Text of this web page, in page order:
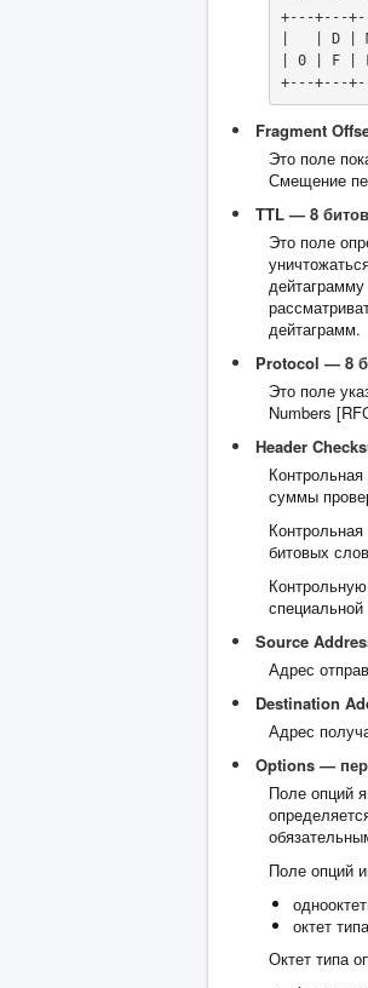
+---+---
|   | D |
| 0 | F |
+---+---
Fragment
Это поле
Смещение
TTL — 8 битов
Это поле
дейтаграмм.
Protocol — 8
Это поле
Numbers
Header
суммы
битовых
Source
Адрес
Destination
Адрес
Options —
Поле опций
Поле опций
октет
Октет типа